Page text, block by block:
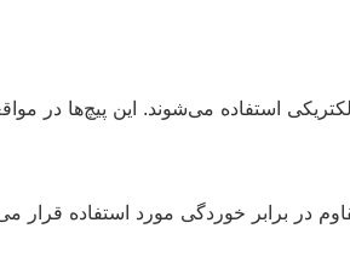
استفاده می‌شوند. این پیچ‌ها در
برابر خوردگی مورد استفاده قرار